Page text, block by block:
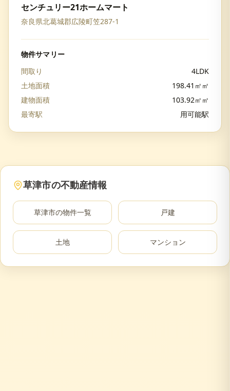
センチュリー21ホームマート
奈良県北葛城郡広陵町笠287-1
物件サマリー
間取り
4LDK
土地面積
198.41㎡㎡
建物面積
103.92㎡㎡
最寄駅
用可能駅
草津市の不動産情報
草津市の物件一覧 戸建
土地 マンション